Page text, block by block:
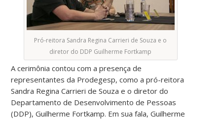
Pró-reitora Sandra Regina Carrieri de Souza e o
diretor do DDP Guilherme Fortkamp
A cerimônia contou com a presença de
representantes da Prodegesp, como a pró-reitora
Sandra Regina Carrieri de Souza e o diretor do
Departamento de Desenvolvimento de Pessoas
(DDP), Guilherme Fortkamp. Em sua fala, Guilherme